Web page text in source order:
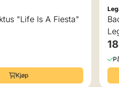
"Life Is A Fiesta"
Kjøp